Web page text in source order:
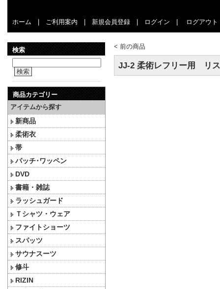
ホーム ご利用案内 新規会員登録 ログイン ログアウト
検索
検索
商品カテゴリー
アイテムから探す
新商品
柔術衣
帯
パッチ･ワッペン
DVD
書籍・雑誌
ラッシュガード
Ｔシャツ・ウェア
ファイトショーツ
スパッツ
サウナスーツ
修斗
RIZIN
< 前の商品
JJ-2 柔術レフリー用 リ